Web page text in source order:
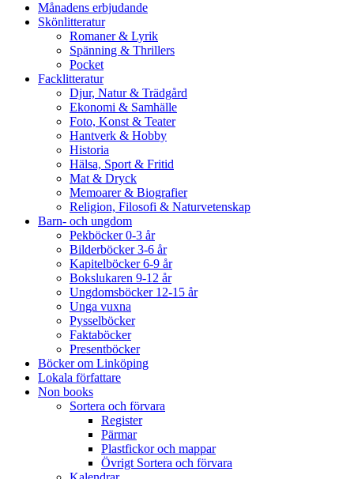
Månadens erbjudande
Skönlitteratur
Romaner & Lyrik
Spänning & Thrillers
Pocket
Facklitteratur
Djur, Natur & Trädgård
Ekonomi & Samhälle
Foto, Konst & Teater
Hantverk & Hobby
Historia
Hälsa, Sport & Fritid
Mat & Dryck
Memoarer & Biografier
Religion, Filosofi & Naturvetenskap
Barn- och ungdom
Pekböcker 0-3 år
Bilderböcker 3-6 år
Kapitelböcker 6-9 år
Bokslukaren 9-12 år
Ungdomsböcker 12-15 år
Unga vuxna
Pysselböcker
Faktaböcker
Presentböcker
Böcker om Linköping
Lokala författare
Non books
Sortera och förvara
Register
Pärmar
Plastfickor och mappar
Övrigt Sortera och förvara